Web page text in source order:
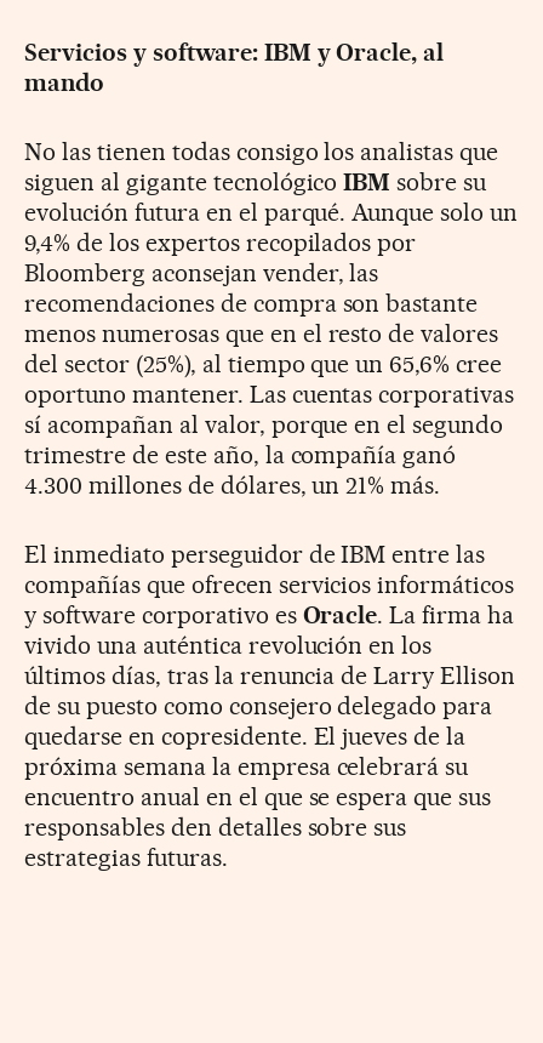
Servicios y software: IBM y Oracle, al
mando
No las tienen todas consigo los analistas que
siguen al gigante tecnológicoIBM sobre su
evolución futura en el parqué. Aunque solo un
9,4% de los expertos recopilados por
Bloomberg aconsejan vender, las
recomendaciones de compra son bastante
menos numerosas que en el resto de valores
del sector (25%), al tiempo que un 65,6% cree
oportuno mantener. Las cuentas corporativas
sí acompañan al valor, porque en el segundo
trimestre de este año, la compañía ganó
4.300 millones de dólares, un 21% más.
El inmediato perseguidor de IBM entre las
compañías que ofrecen servicios informáticos
y software corporativo es Oracle. La firma ha
vivido una auténtica revolución en los
últimos días, tras la renuncia de Larry Ellison
de su puesto como consejero delegado para
quedarse en copresidente. El jueves de la
próxima semana la empresa celebrará su
encuentro anual en el que se espera que sus
responsables den detalles sobre sus
estrategias futuras.